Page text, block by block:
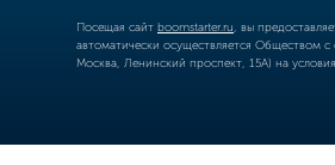
Посещая сайт boomstarter.ru , вы
автоматически осуществляется Обществом
Москва, Ленинский проспект, 15А) на